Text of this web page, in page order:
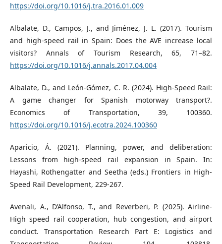
https://doi.org/10.1016/j.tra.2016.01.009
Albalate, D., Campos, J., and Jiménez, J. L. (2017). Tourism
and high-speed rail in Spain: Does the AVE increase local
visitors? Annals of Tourism Research, 65, 71–82.
https://doi.org/10.1016/j.annals.2017.04.004
Albalate, D., and León-Gómez, C. R. (2024). High-Speed Rail:
A game changer for Spanish motorway transport?.
Economics of Transportation, 39, 100360.
https://doi.org/10.1016/j.ecotra.2024.100360
Aparicio, Á. (2021). Planning, power, and deliberation:
Lessons from high-speed rail expansion in Spain. In:
Hayashi, Rothengatter and Seetha (eds.) Frontiers in High-
Speed Rail Development, 229-267.
Avenali, A., D’Alfonso, T., and Reverberi, P. (2025). Airline-
High speed rail cooperation, hub congestion, and airport
conduct. Transportation Research Part E: Logistics and